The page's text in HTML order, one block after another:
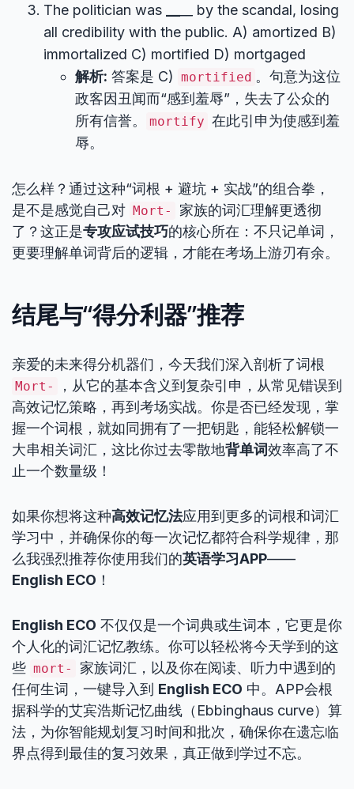
The politician was
by the scandal, losing
all credibility with the public. A) amortized B)
immortalized C) mortified D) mortgaged
解析: 答案是 C) mortified 。句意为这位
政客因丑闻而“感到羞辱”，失去了公众的
所有信誉。
mortify 在此引申为使感到羞
辱。
怎么样？通过这种“词根 + 避坑 + 实战”的组合拳，
是不是感觉自己对 Mort-
家族的词汇理解更透彻
了？这正是专攻应试技巧的核心所在：不只记单词，
更要理解单词背后的逻辑，才能在考场上游刃有余。
结尾与“得分利器”推荐
亲爱的未来得分机器们，今天我们深入剖析了词根
Mort-
，从它的基本含义到复杂引申，从常见错误到
高效记忆策略，再到考场实战。你是否已经发现，掌
握一个词根，就如同拥有了一把钥匙，能轻松解锁一
大串相关词汇，这比你过去零散地背单词效率高了不
止一个数量级！
如果你想将这种高效记忆法应用到更多的词根和词汇
学习中，并确保你的每一次记忆都符合科学规律，那
么我强烈推荐你使用我们的英语学习APP——
English ECO ！
English ECO 不仅仅是一个词典或生词本，它更是你
个人化的词汇记忆教练。你可以轻松将今天学到的这
些 mort-
家族词汇，以及你在阅读、听力中遇到的
任何生词，一键导入到 English ECO 中。APP会根
据科学的艾宾浩斯记忆曲线（Ebbinghaus curve）算
法，为你智能规划复习时间和批次，确保你在遗忘临
界点得到最佳的复习效果，真正做到学过不忘。